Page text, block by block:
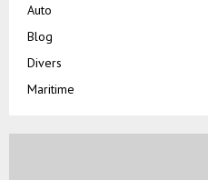
Auto
Blog
Divers
Maritime